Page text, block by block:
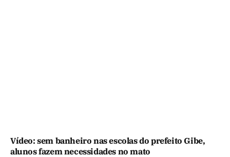
Vídeo: sem banheiro nas escolas do prefeito Gibe,
alunos fazem necessidades no mato